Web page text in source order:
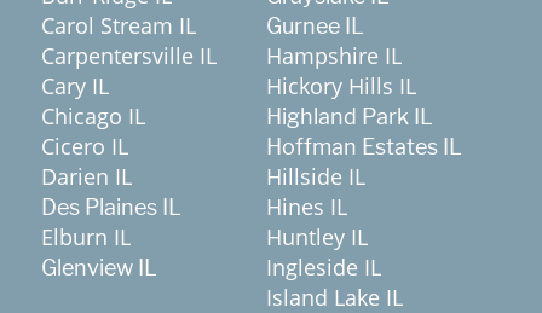
Carol Stream IL
Carpentersville IL
Cary IL
Chicago IL
Cicero IL
Darien IL
Des Plaines IL
Elburn IL
Glenview IL
Gurnee IL
Hampshire IL
Hickory Hills IL
Highland Park IL
Hoffman Estates IL
Hillside IL
Hines IL
Huntley IL
Ingleside IL
Island Lake IL